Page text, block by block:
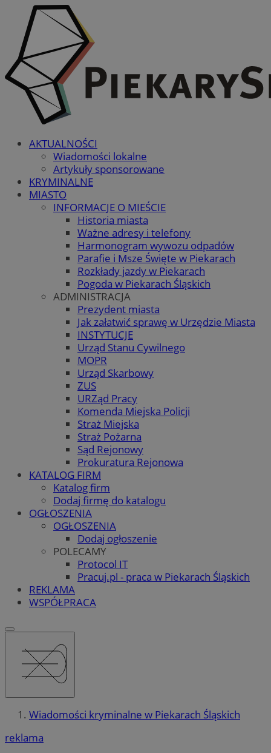
AKTUALNOŚCI
Wiadomości lokalne
Artykuły sponsorowane
KRYMINALNE
MIASTO
INFORMACJE O MIEŚCIE
Historia miasta
Ważne adresy i telefony
Harmonogram wywozu odpadów
Parafie i Msze Święte w Piekarach
Rozkłady jazdy w Piekarach
Pogoda w Piekarach Śląskich
ADMINISTRACJA
Prezydent miasta
Jak załatwić sprawę w Urzędzie Miasta
INSTYTUCJE
Urząd Stanu Cywilnego
MOPR
Urząd Skarbowy
ZUS
URZąd Pracy
Komenda Miejska Policji
Straż Miejska
Straż Pożarna
Sąd Rejonowy
Prokuratura Rejonowa
KATALOG FIRM
Katalog firm
Dodaj firmę do katalogu
OGŁOSZENIA
OGŁOSZENIA
Dodaj ogłoszenie
POLECAMY
Protocol IT
Pracuj.pl - praca w Piekarach Śląskich
REKLAMA
WSPÓŁPRACA
Wiadomości kryminalne w Piekarach Śląskich
reklama